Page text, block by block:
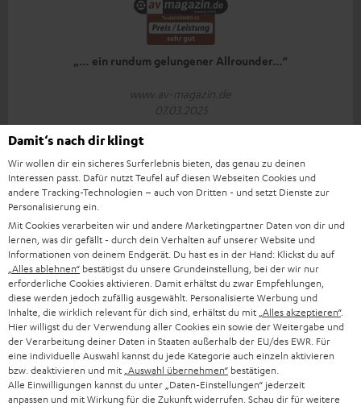
„… ein rundum gelungener Allrounder…“
www.av-magazin.de
07.03.2025
„Ein echtes Klangwunder für das Zuhause!“
www.bild.de
18.01.2025
Mehr...
Damit‘s nach dir klingt
Wir wollen dir ein sicheres Surferlebnis bieten, das genau zu deinen
Interessen passt. Dafür nutzt Teufel auf diesen Webseiten Cookies und
andere Tracking-Technologien – auch von Dritten - und setzt Dienste zur
Personalisierung ein.
Mit Cookies verarbeiten wir und andere Marketingpartner Daten von dir und
lernen, was dir gefällt - durch dein Verhalten auf unserer Website und
Informationen von deinem Endgerät. Du hast es in der Hand: Klickst du auf
„Alles ablehnen“ bestätigst du unsere Grundeinstellung, bei der wir nur
erforderliche Cookies aktivieren. Damit erhältst du zwar Empfehlungen,
diese werden jedoch zufällig ausgewählt. Personalisierte Werbung und
Inhalte, die wirklich relevant für dich sind, erhältst du mit „Alles akzeptieren“.
Hier willigst du der Verwendung aller Cookies ein sowie der Weitergabe und
der Verarbeitung deiner Daten in Staaten außerhalb der EU/des EWR. Für
eine individuelle Auswahl kannst du jede Kategorie auch einzeln aktivieren
bzw. deaktivieren und mit „Auswahl übernehmen“ bestätigen.
Alle Einwilligungen kannst du unter „Daten-Einstellungen“ jederzeit
anpassen und mit Wirkung für die Zukunft widerrufen. Schau dir für weitere